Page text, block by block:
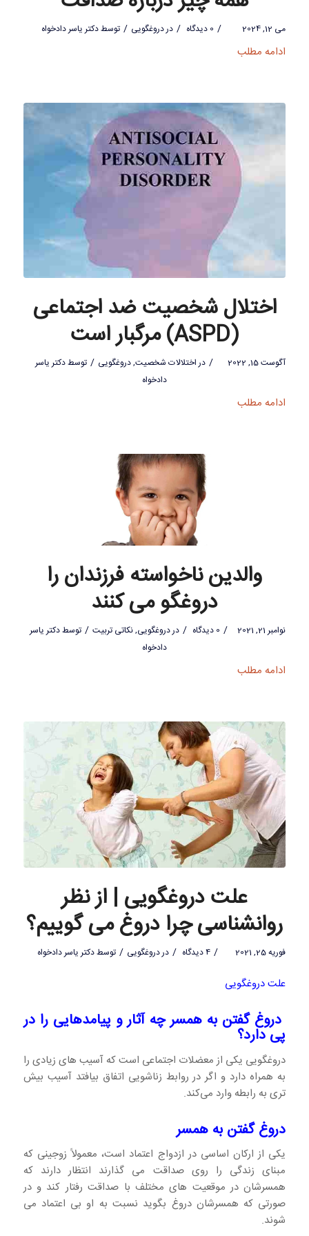
می 12, 2024 / 0 دیدگاه / دردروغگویی / توسطدکتر یاسر دادخواه
ادامه مطلب
اختلال شخصیت ضد اجتماعی
(ASPD) مرگبار است
آگوست 15, 2022 / دراختلالات شخصیت,دروغگویی / توسطدکتر یاسر
دادخواه
ادامه مطلب
والدین ناخواسته فرزندان را
دروغگو می کنند
نوامبر 21, 2021 / 0 دیدگاه / دردروغگویی,نکاتی تربیت / توسطدکتر یاسر
دادخواه
ادامه مطلب
علت دروغگویی | از نظر
روانشناسی چرا دروغ می گوییم؟
فوریه 25, 2021 / 4 دیدگاه / دردروغگویی / توسطدکتر یاسر دادخواه
علت دروغگویی
دروغ گفتن به همسر چه آثار و پیامدهایی را در
پی دارد؟
دروغگویی یکی از معضلات اجتماعی است که آسیب های زیادی را
به همراه دارد و اگر در روابط زناشویی اتفاق بیافتد آسیب بیش
تری به رابطه وارد می‌کند.
دروغ گفتن به همسر
یکی از ارکان اساسی در ازدواج اعتماد است، معمولاً زوجینی که
مبنای زندگی را روی صداقت می گذارند انتظار دارند که
همسرشان در موقعیت های مختلف با صداقت رفتار کند و در
صورتی که همسرشان دروغ بگوید نسبت به او بی اعتماد می
شوند.